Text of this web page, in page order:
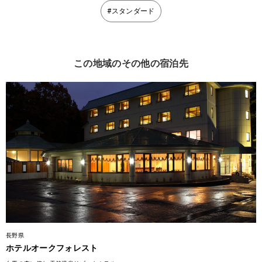
#スタンダード
この地域のその他の宿泊先
長野県
ホテルオークフォレスト